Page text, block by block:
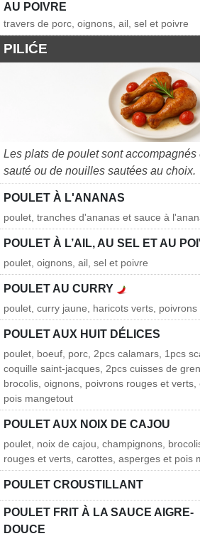
AU POIVRE
travers de porc, oignons, ail, sel et poivre
PILIĆE
Les plats de poulet sont
sauté ou de nouilles sautées au choix.
POULET À L'ANANAS
poulet, tranches d'ananas et sauce à
POULET À L’AIL, AU SEL ET AU
poulet, oignons, ail, sel et poivre
POULET AU CURRY
poulet, curry jaune, haricots verts,
POULET AUX HUIT DÉLICES
poulet, boeuf, porc, 2pcs calamars, 1pcs
coquille saint-jacques, 2pcs cuisses de
brocolis, oignons, poivrons rouges et
pois mangetout
POULET AUX NOIX DE CAJOU
poulet, noix de cajou, champignons,
rouges et verts, carottes, asperges et pois
POULET CROUSTILLANT
POULET FRIT À LA SAUCE AIGRE-
DOUCE